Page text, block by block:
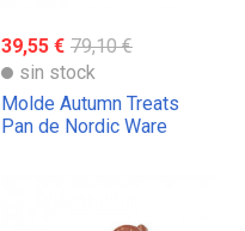
39,55 € 79,10 €
sin stock
Molde Autumn Treats
Pan de Nordic Ware